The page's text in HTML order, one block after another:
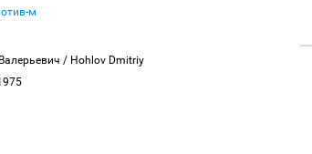
м
/ Hohlov Dmitriy